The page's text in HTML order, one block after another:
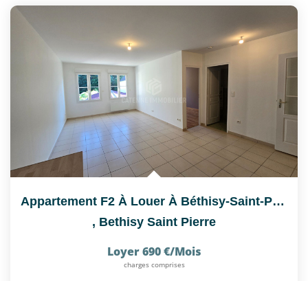
Appartement F2 À Louer À Béthisy-Saint-Pierre (60320) - 1...
, Bethisy Saint Pierre
Loyer 690 €/mois
charges comprises